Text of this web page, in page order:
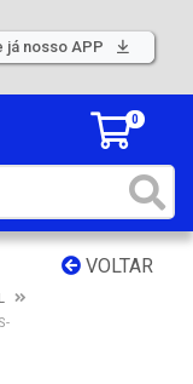
já nosso APP
0
VOLTAR